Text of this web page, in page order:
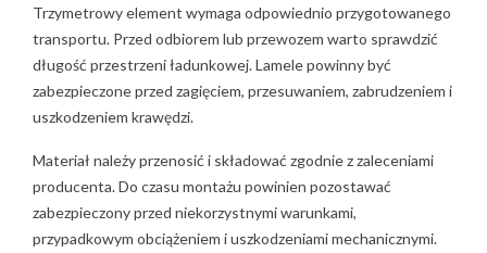
Trzymetrowy element wymaga odpowiednio przygotowanego
transportu. Przed odbiorem lub przewozem warto sprawdzić
długość przestrzeni ładunkowej. Lamele powinny być
zabezpieczone przed zagięciem, przesuwaniem, zabrudzeniem i
uszkodzeniem krawędzi.
Materiał należy przenosić i składować zgodnie z zaleceniami
producenta. Do czasu montażu powinien pozostawać
zabezpieczony przed niekorzystnymi warunkami,
przypadkowym obciążeniem i uszkodzeniami mechanicznymi.